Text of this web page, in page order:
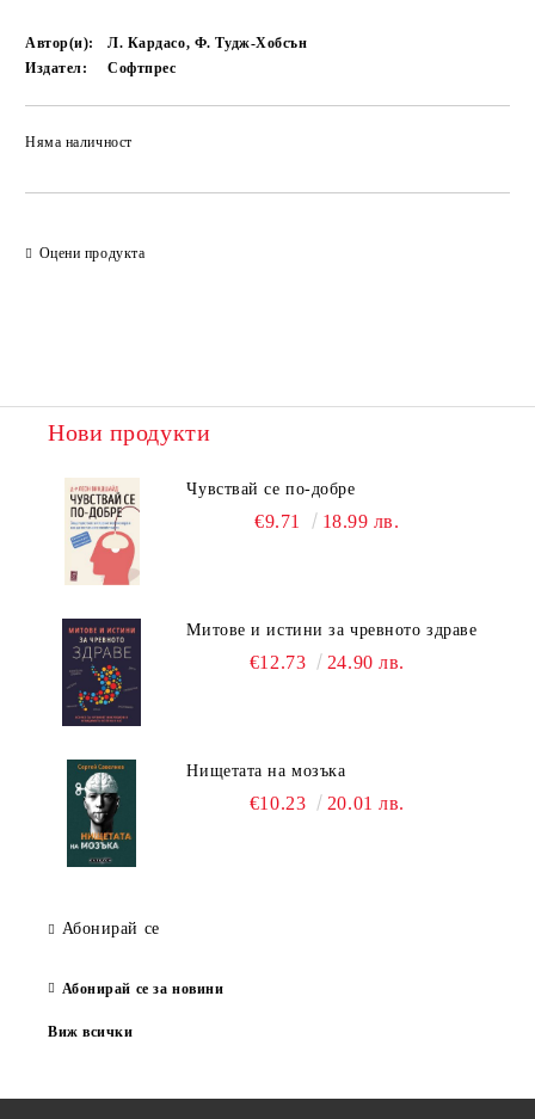
Автор(и):
Л. Кардасо, Ф. Тудж-Хобсън
Издател:
Софтпрес
Няма наличност
Оцени продукта
Нови продукти
Чувствай се по-добре
€9.71 18.99 лв.
Митове и истини за чревното здраве
€12.73 24.90 лв.
Нищетата на мозъка
€10.23 20.01 лв.
Абонирай се
Абонирай се за новини
Виж всички